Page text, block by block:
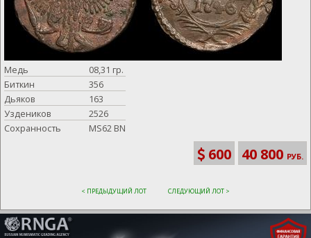
Медь
08,31 гр.
Биткин
356
Дьяков
163
Уздеников
2526
Сохранность
MS62 BN
600 40 800 РУБ.
< ПРЕДЫДУЩИЙ ЛОТ СЛЕДУЮЩИЙ ЛОТ >